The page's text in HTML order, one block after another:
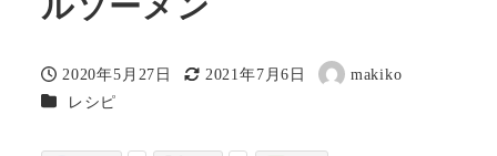
ルソーメン
投稿日
2020年5月27日
更新日
2021年7月6日
著
makiko
カテゴリー
レシピ